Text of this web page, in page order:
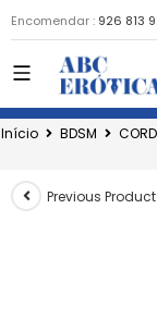
Encomendar : 926 813
Início BDSM
Previous Product